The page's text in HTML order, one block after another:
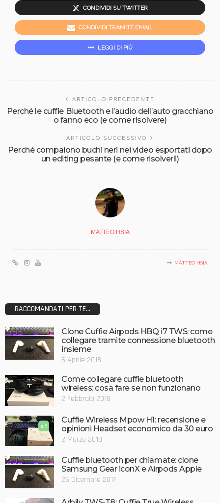
CONDIVIDI SU TWITTER
CONDIVIDI TRAMITE EMAIL
LEGGI DI PIÙ
ARTICOLO PRECEDENTE
Perché le cuffie Bluetooth e l’audio dell’auto gracchiano
o fanno eco (e come risolvere)
ARTICOLO SUCCESSIVO
Perché compaiono buchi neri nei video esportati dopo
un editing pesante (e come risolverli)
MATTEO HSIA
MATTEO HSIA
RACCOMANDATI PER TE...
Clone Cuffie Airpods HBQ i7 TWS: come
collegare tramite connessione bluetooth
insieme
6 Aprile 2018
Come collegare cuffie bluetooth
wireless: cosa fare se non funzionano
2 Febbraio 2018
9.2
Cuffie Wireless Mpow H1: recensione e
opinioni Headset economico da 30 euro
2 Marzo 2018
Cuffie bluetooth per chiamate: clone
Samsung Gear iconX e Airpods Apple
26 Dicembre 2017